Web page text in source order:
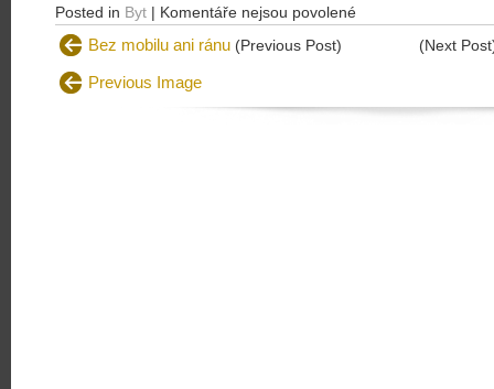
Posted in Byt | Komentáře nejsou povolenéu
Chcete
Bez mobilu ani ránu (Previous Post) (Next
Previous Image